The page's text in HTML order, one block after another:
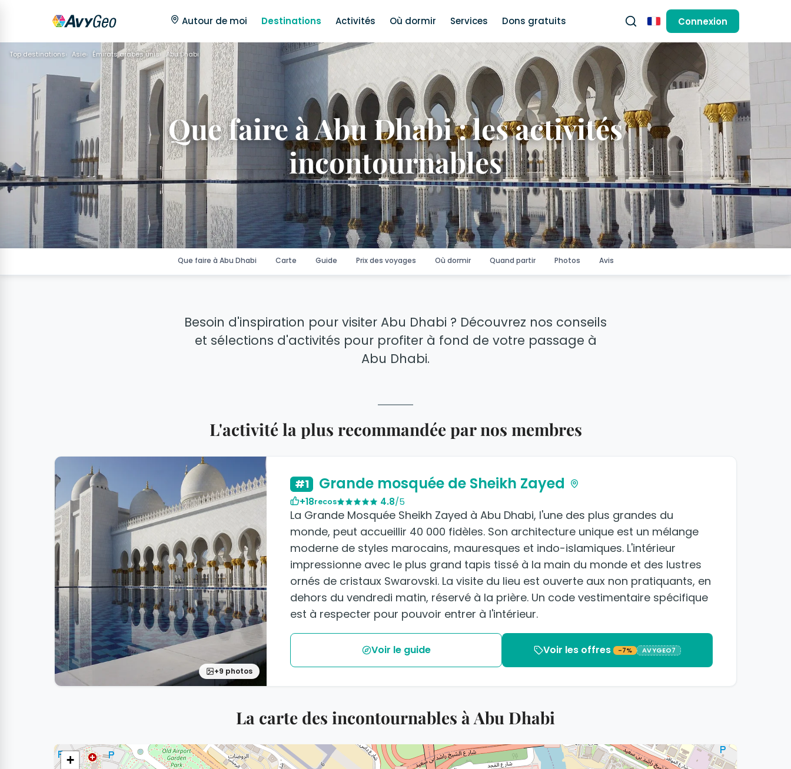
Autour de moi Destinations Activités Où dormir Services Dons gratuits FrançaisConnexion
Top destinations Asie Émirats arabes unis Abu Dhabi
Que faire à Abu Dhabi : les activités
incontournables
Que faire à Abu Dhabi Carte Guide Prix des voyages Où dormir Quand partir Photos Avis
Besoin d'inspiration pour visiter Abu Dhabi ? Découvrez nos conseils
et sélections d'activités pour profiter à fond de votre passage à
Abu Dhabi.
L'activité la plus recommandée par nos membres
+9 photos
#1 Grande mosquée de Sheikh Zayed
+18recos 4.8/5
La Grande Mosquée Sheikh Zayed à Abu Dhabi, l'une des plus grandes du
monde, peut accueillir 40 000 fidèles. Son architecture unique est un mélange
moderne de styles marocains, mauresques et indo-islamiques. L'intérieur
impressionne avec le plus grand tapis tissé à la main du monde et des lustres
ornés de cristaux Swarovski. La visite du lieu est ouverte aux non pratiquants, en
dehors du vendredi matin, réservé à la prière. Un code vestimentaire spécifique
est à respecter pour pouvoir entrer à l'intérieur.
Voir le guide Voir les offres -7% AVYGEO7
La carte des incontournables à Abu Dhabi
+